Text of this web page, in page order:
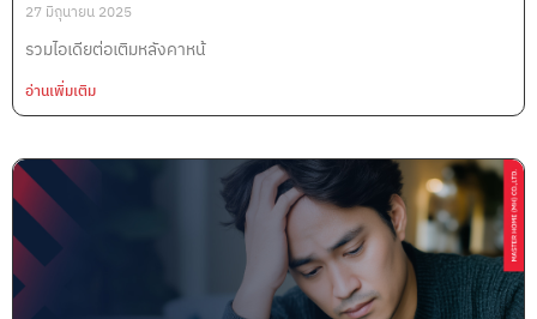
27 มิถุนายน 2025
รวมไอเดียต่อเติมหลังคาหน้
อ่านเพิ่มเติม